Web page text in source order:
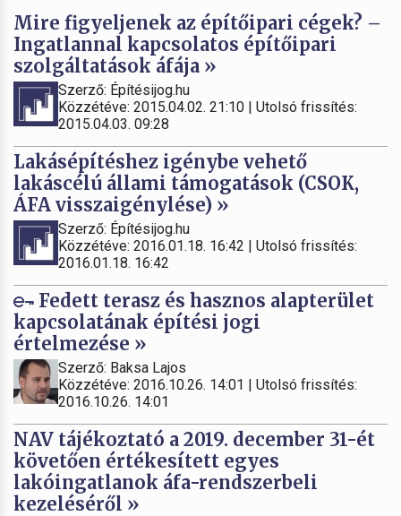
Mire figyeljenek az építőipari cégek? –
Ingatlannal kapcsolatos építőipari
szolgáltatások áfája »
Szerző: Építésijog.hu
Közzétéve: 2015.04.02. 21:10 | Utolsó frissítés:
2015.04.03. 09:28
Lakásépítéshez igénybe vehető
lakáscélú állami támogatások (CSOK,
ÁFA visszaigénylése) »
Szerző: Építésijog.hu
Közzétéve: 2016.01.18. 16:42 | Utolsó frissítés:
2016.01.18. 16:42
Fedett terasz és hasznos alapterület
kapcsolatának építési jogi
értelmezése »
Szerző: Baksa Lajos
Közzétéve: 2016.10.26. 14:01 | Utolsó frissítés:
2016.10.26. 14:01
NAV tájékoztató a 2019. december 31-ét
követően értékesített egyes
lakóingatlanok áfa-rendszerbeli
kezeléséről »